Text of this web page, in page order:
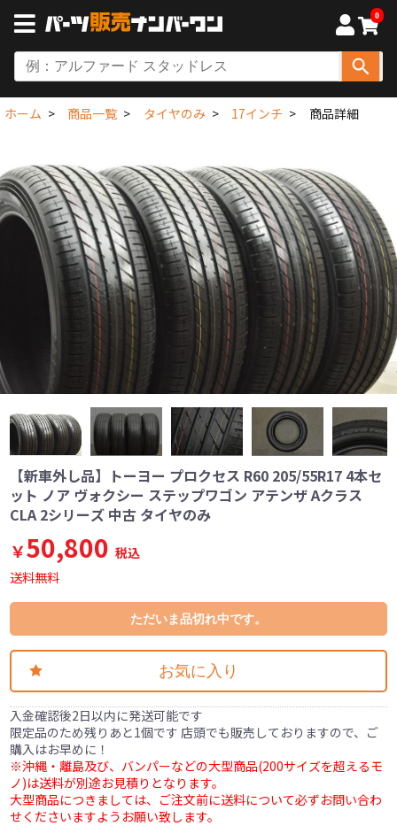
0
ホーム 商品一覧 タイヤのみ 17インチ 商品詳細
【新車外し品】トーヨー プロクセス R60 205/55R17 4本セ
ット ノア ヴォクシー ステップワゴン アテンザ Aクラス
CLA 2シリーズ 中古 タイヤのみ
￥50,800 税込
送料無料
ただいま品切れ中です。
お気に入り
入金確認後2日以内に発送可能です
限定品のため残りあと1個です 店頭でも販売しておりますので、ご
購入はお早めに！
※沖縄・離島及び、バンパーなどの大型商品(200サイズを超えるモ
ノ)は送料が別途お見積りとなります。
大型商品につきましては、ご注文前に送料について必ずお問い合わ
せくださいますようお願い致します。